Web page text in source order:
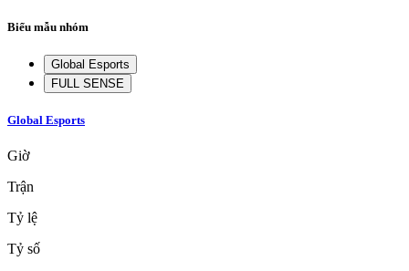
Biểu mẫu nhóm
Global Esports
FULL SENSE
Global Esports
Giờ
Trận
Tỷ lệ
Tỷ số